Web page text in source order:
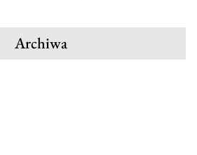
Archiwa